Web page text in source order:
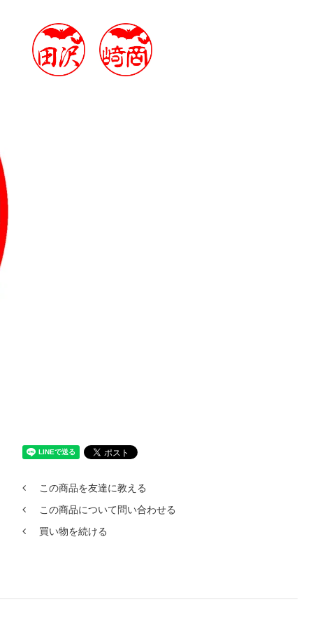
この商品を友達に教える
この商品について問い合わせる
買い物を続ける